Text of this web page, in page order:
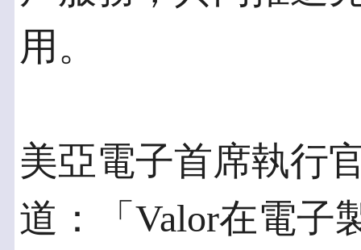
用。
美亞電子首席執行
道：「Valor在電子